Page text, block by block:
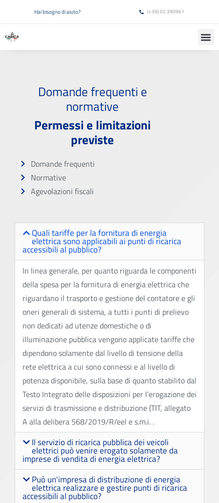
Hai bisogno di aiuto? (+39) 02 390961
Domande frequenti e
normative
Permessi e limitazioni
previste
Domande frequenti
Normative
Agevolazioni fiscali
Quali tariffe per la fornitura di energia
elettrica sono applicabili ai punti di ricarica
accessibili al pubblico?
In linea generale, per quanto riguarda le componenti
della spesa per la fornitura di energia elettrica che
riguardano il trasporto e gestione del contatore e gli
oneri generali di sistema, a tutti i punti di prelievo
non dedicati ad utenze domestiche o di
illuminazione pubblica vengono applicate tariffe che
dipendono solamente dal livello di tensione della
rete elettrica a cui sono connessi e al livello di
potenza disponibile, sulla base di quanto stabilito dal
Testo Integrato delle disposizioni per l’erogazione dei
servizi di trasmissione e distribuzione (TIT, allegato
A alla delibera 568/2019/R/eel e s.m.i. .
Il servizio di ricarica pubblica dei veicoli
elettrici può venire erogato solamente da
imprese di vendita di energia elettrica?
Può un'impresa di distribuzione di energia
elettrica realizzare e gestire punti di ricarica
accessibili al pubblico?